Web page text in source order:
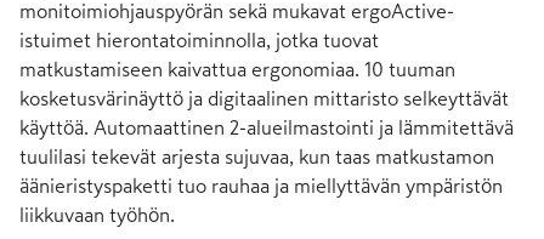
monitoimiohjauspyörän sekä mukavat ergoActive-
istuimet hierontatoiminnolla, jotka tuovat
matkustamiseen kaivattua ergonomiaa. 10 tuuman
kosketusvärinäyttö ja digitaalinen mittaristo selkeyttävät
käyttöä. Automaattinen 2-alueilmastointi ja lämmitettävä
tuulilasi tekevät arjesta sujuvaa, kun taas matkustamon
äänieristyspaketti tuo rauhaa ja miellyttävän ympäristön
liikkuvaan työhön.